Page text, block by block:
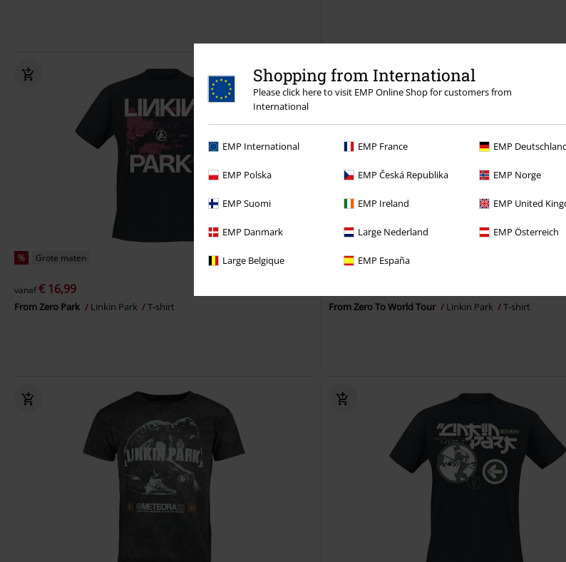
Shopping from International
Please click here to visit EMP Online Shop for customers from
International
EMP International EMP France EMP
EMP Polska EMP Česká Republika EMP Norge
EMP Suomi EMP Ireland EMP United
EMP Danmark Large Nederland EMP Österreich
Large Belgique EMP España
% Grote maten
vanaf€ 16,99
From Zero Park Linkin Park T-shirt
Grote maten
From Zero To World Tour Linkin Park T-shirt